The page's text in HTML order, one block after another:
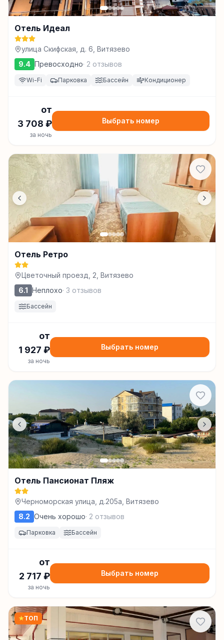
Отель Идеал
улица Скифская, д. 6, Витязево
9.4 Превосходно· 2 отзывов
Wi-Fi Парковка Бассейн Кондиционер
от
3 708 ₽
за ночь
Выбрать номер
Отель Ретро
Цветочный проезд, 2, Витязево
6.1 Неплохо· 3 отзывов
Бассейн
от
1 927 ₽
за ночь
Выбрать номер
Отель Пансионат Пляж
Черноморская улица, д.205a, Витязево
8.2 Очень хорошо· 2 отзывов
Парковка Бассейн
от
2 717 ₽
за ночь
Выбрать номер
★ТОП